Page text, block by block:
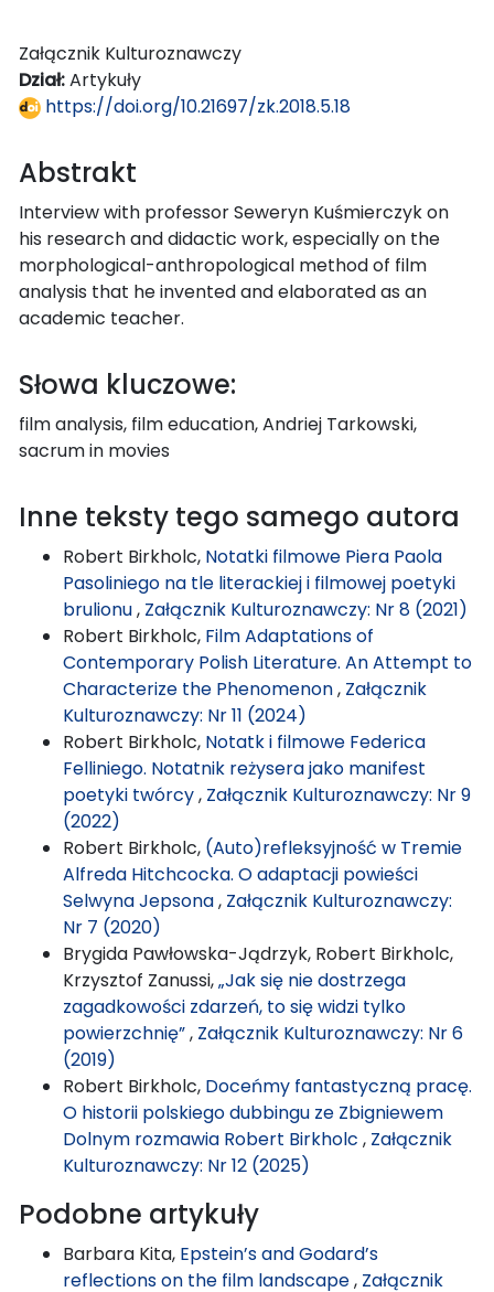
Załącznik Kulturoznawczy
Dział:Artykuły
https://doi.org/10.21697/zk.2018.5.18
Abstrakt
Interview with professor Seweryn Kuśmierczyk on
his research and didactic work, especially on the
morphological-anthropological method of film
analysis that he invented and elaborated as an
academic teacher.
Słowa kluczowe:
film analysis, film education, Andriej Tarkowski,
sacrum in movies
Inne teksty tego samego autora
Robert Birkholc, Notatki filmowe Piera Paola
Pasoliniego na tle literackiej i filmowej poetyki
brulionu, Załącznik Kulturoznawczy: Nr 8 (2021)
Robert Birkholc, Film Adaptations of
Contemporary Polish Literature. An Attempt to
Characterize the Phenomenon, Załącznik
Kulturoznawczy: Nr 11 (2024)
Robert Birkholc, Notatk i filmowe Federica
Felliniego. Notatnik reżysera jako manifest
poetyki twórcy, Załącznik Kulturoznawczy: Nr 9
(2022)
Robert Birkholc, (Auto)refleksyjność w Tremie
Alfreda Hitchcocka. O adaptacji powieści
Selwyna Jepsona, Załącznik Kulturoznawczy:
Nr 7 (2020)
Brygida Pawłowska-Jądrzyk, Robert Birkholc,
Krzysztof Zanussi,„Jak się nie dostrzega
zagadkowości zdarzeń, to się widzi tylko
powierzchnię”, Załącznik Kulturoznawczy: Nr 6
(2019)
Robert Birkholc, Doceńmy fantastyczną pracę.
O historii polskiego dubbingu ze Zbigniewem
Dolnym rozmawia Robert Birkholc , Załącznik
Kulturoznawczy: Nr 12 (2025)
Podobne artykuły
Barbara Kita, Epstein’s and Godard’s
reflections on the film landscape, Załącznik